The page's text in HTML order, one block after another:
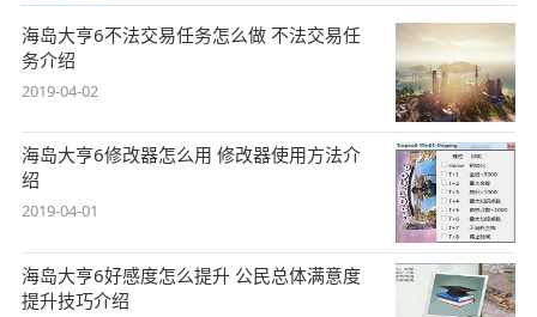
海岛大亨6不法交易任务怎么做 不法交易任
务介绍
2019-04-02
海岛大亨6修改器怎么用 修改器使用方法介
绍
2019-04-01
海岛大亨6好感度怎么提升 公民总体满意度
提升技巧介绍